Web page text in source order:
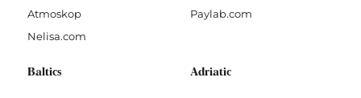
Atmoskop
Nelisa.com
Paylab.com
Baltics Adriatic